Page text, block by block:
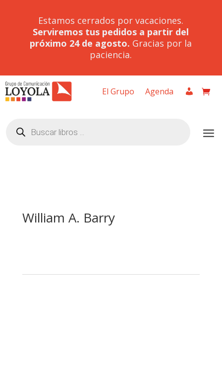
Estamos cerrados por vacaciones.
Serviremos tus pedidos a partir del
próximo 24 de agosto. Gracias por la
paciencia.
El Grupo Agenda
productos
William A. Barry